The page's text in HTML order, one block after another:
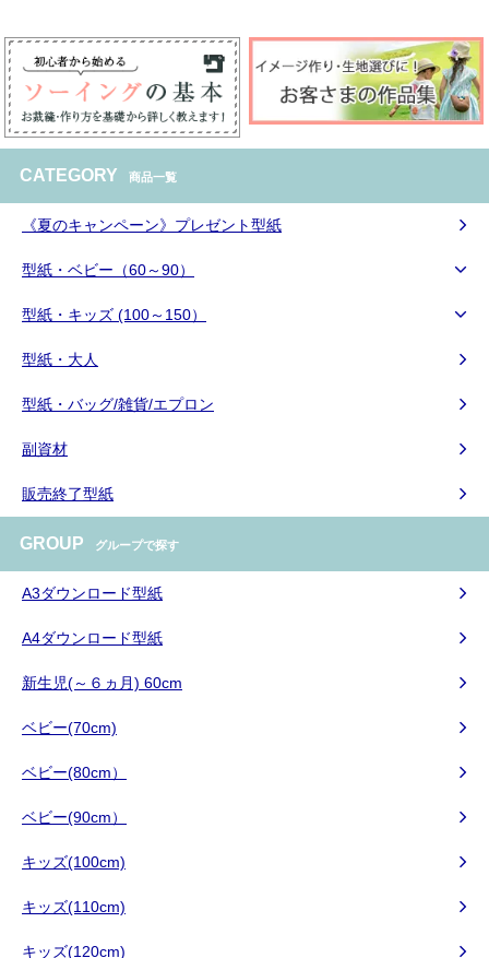
CATEGORY 商品一覧
《夏のキャンペーン》プレゼント型紙
型紙・ベビー（60～90）
型紙・キッズ (100～150）
型紙・大人
型紙・バッグ/雑貨/エプロン
副資材
販売終了型紙
GROUP グループで探す
A3ダウンロード型紙
A4ダウンロード型紙
新生児(～６ヵ月) 60cm
ベビー(70cm)
ベビー(80cm）
ベビー(90cm）
キッズ(100cm)
キッズ(110cm)
キッズ(120cm)